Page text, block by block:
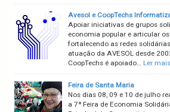
Avesol e CoopTechs
Apoiar iniciativas de grupos
economia popular e articular
fortalecendo as redes
atuação da AVESOL desde
CoopTechs é apoiado… Ler mais
Feira de Santa Maria
Nos dias 08, 09 e 10 de julho
a 7ª Feira de Economia